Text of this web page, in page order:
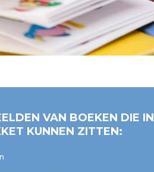
VAN BOEKEN DIE IN
KUNNEN ZITTEN: